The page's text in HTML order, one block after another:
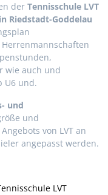
der Tennisschule LVT
Riedstadt-Goddelau
wie auch und
U6 und.
und
und
von LVT an
angepasst werden.
LVT